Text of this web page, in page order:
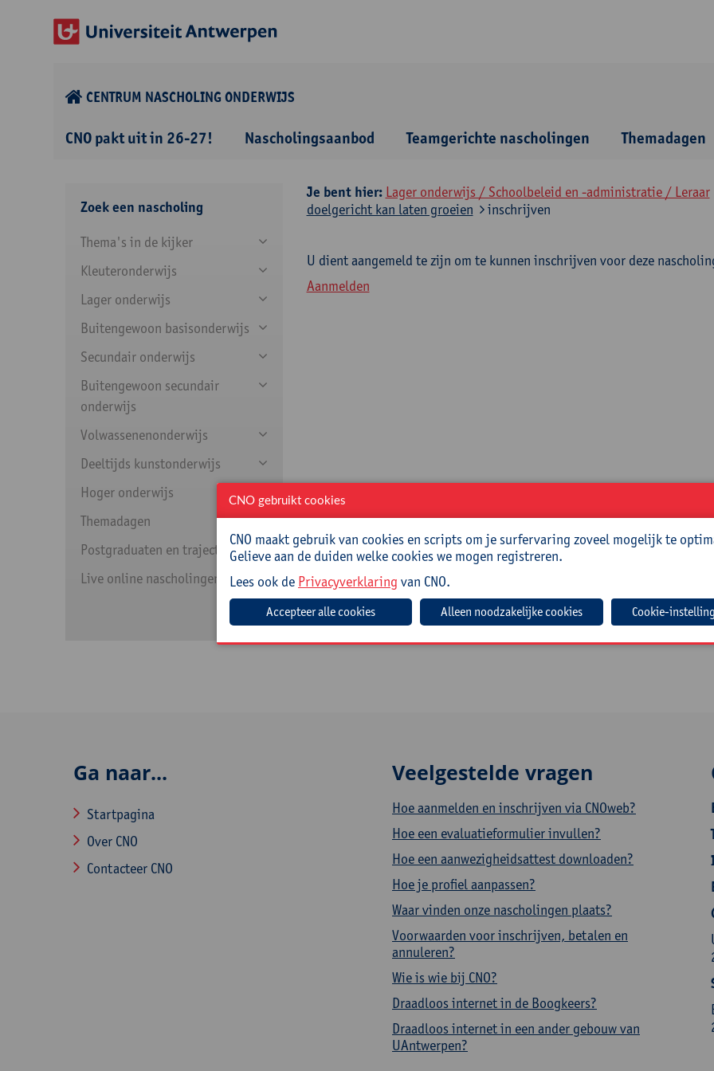
CENTRUM NASCHOLING ONDERWIJS
CNO pakt uit in 26-27! Nascholingsaanbod Teamgerichte nascholingen Themadagen
Zoek een nascholing
Thema's in de kijker
Kleuteronderwijs
Lager onderwijs
Buitengewoon basisonderwijs
Secundair onderwijs
Buitengewoon secundair
onderwijs
Volwassenenonderwijs
Deeltijds kunstonderwijs
Hoger onderwijs
Themadagen
Postgraduaten en trajecten
Live online nascholingen
Je bent hier: Lager onderwijs / Schoolbeleid en -administratie / Leraar
doelgericht kan laten groeien
inschrijven
U dient aangemeld te zijn om te kunnen inschrijven voor deze
Aanmelden
Ga naar...
Startpagina
Over CNO
Contacteer CNO
Veelgestelde vragen
Hoe aanmelden en inschrijven via CNOweb?
Hoe een evaluatieformulier invullen?
Hoe een aanwezigheidsattest downloaden?
Hoe je profiel aanpassen?
Waar vinden onze nascholingen plaats?
Voorwaarden voor inschrijven, betalen en
annuleren?
Wie is wie bij CNO?
Draadloos internet in de Boogkeers?
Draadloos internet in een ander gebouw van
UAntwerpen?
CNO gebruikt cookies
CNO maakt gebruik van cookies en scripts om je surfervaring zoveel mogelijk te
Gelieve aan de duiden welke cookies we mogen registreren.
Lees ook de Privacyverklaring van CNO.
Cookie-